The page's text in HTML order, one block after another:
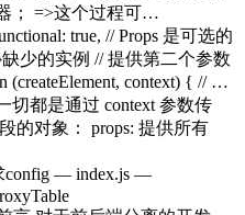
； =>这个过程可…
true, // Props 是可选的
少的实例 // 提供第二个参数
(createElement, context) { // …
都是通过 context 参数传
的对象： props: 提供所有
config — index.js —